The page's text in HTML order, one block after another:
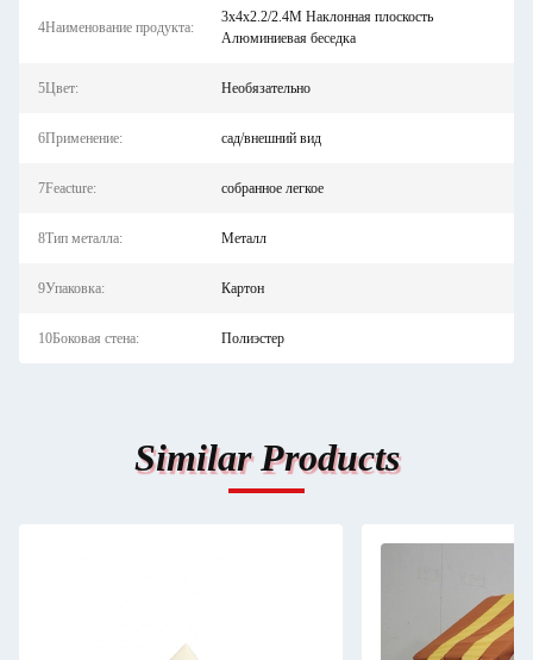
4Наименование продукта:
3x4x2.2/2.4M Наклонная плоскость
Алюминиевая беседка
5Цвет: Необязательно
6Применение: сад/внешний вид
7Feacture: собранное легкое
8Тип металла: Металл
9Упаковка: Картон
10Боковая стена: Полиэстер
Similar Products